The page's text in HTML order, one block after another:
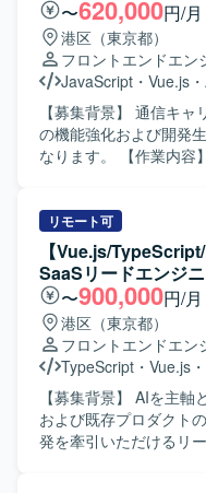
設計や技術担当として
しております。 【求める人物像】 品質への配慮と開発スピ
ードのバランスを意識
す。 コミュニケーショ
対応できる方を歓迎い
て主体性と責任感を持
想定しております。 新
SSRなどのモダンな
ただけます。 新規立ち
いフェーズに関わるこ
を積むことができます
ニケーションを取る機
双方を高められる環境です。 【開発環境】
支給される環境で開発
TypeScript、Node.js、
したサーバレスアーキ
まいります。
〜620,000円/月
港区（東京都）
フロントエンドエン
JavaScript ・ Vue.js ・
【募集背景】 通信キ
の機能強化および開発
なります。 【作業内容】 大手通信キャリア系サービスにお
などのAI支援ツールを
や依頼内容をプロンプ
アジャイル開発体制の
理や技術的な提案、AI
行っていただきます。 【求める人物像】 AI支援ツールを積
極的に活用しながら、
ています。アジャイル
関係者と円滑にコミュ
提案・推進いただける方が望
魅力】 AI駆動開発を前
ルを活用しながらフロ
リモート可
【Vue.js/
SaaSリードエンジ
〜900,000円/月
港区（東京都）
フロントエンドエン
TypeScript ・ Vue.js ・
【募集背景】 AIを主
および既存プロダクト
発を牽引いただけるリ